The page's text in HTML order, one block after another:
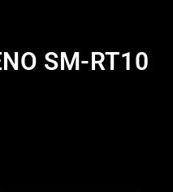
SM-RT10